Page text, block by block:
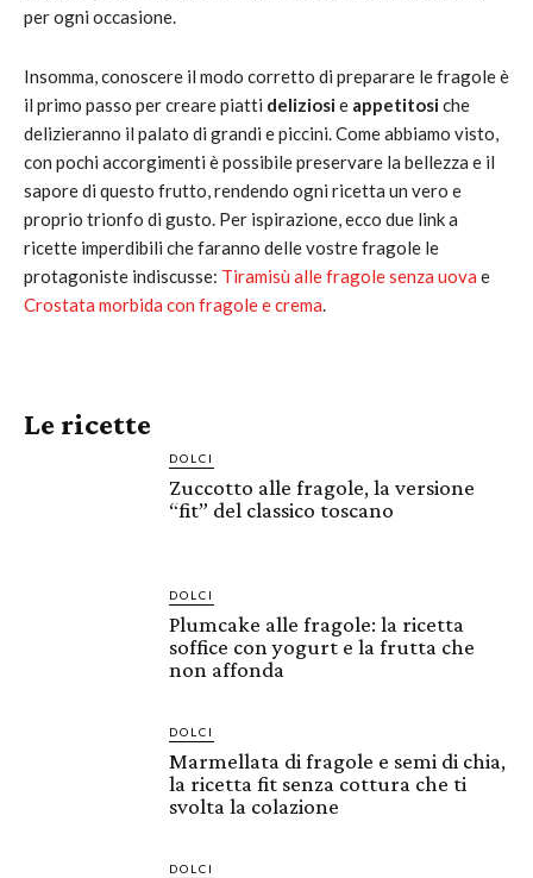
per ogni occasione.
Insomma, conoscere il modo corretto di preparare le fragole è
il primo passo per creare piatti deliziosie appetitosiche
delizieranno il palato di grandi e piccini. Come abbiamo visto,
con pochi accorgimenti è possibile preservare la bellezza e il
sapore di questo frutto, rendendo ogni ricetta un vero e
proprio trionfo di gusto. Per ispirazione, ecco due link a
ricette imperdibili che faranno delle vostre fragole le
protagoniste indiscusse: Tiramisù alle fragole senza uova e
Crostata morbida con fragole e crema.
Le ricette
DOLCI
Zuccotto alle fragole, la versione
“fit” del classico toscano
DOLCI
Plumcake alle fragole: la ricetta
soffice con yogurt e la frutta che
non affonda
DOLCI
Marmellata di fragole e semi di chia,
la ricetta fit senza cottura che ti
svolta la colazione
DOLCI